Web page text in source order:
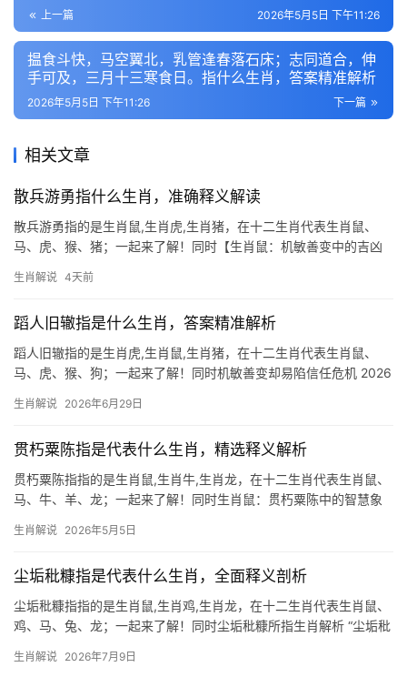
上一篇 2026年5月5日 下午11:26
揾食斗快，马空翼北，乳管逢春落石床；志同道合，伸
手可及，三月十三寒食日。指什么生肖，答案精准解析
下一篇
2026年5月5日 下午11:26
相关文章
散兵游勇指什么生肖，准确释义解读
散兵游勇指的是生肖鼠,生肖虎,生肖猪，在十二生肖代表生肖鼠、
马、虎、猴、猪；一起来了解！同时【生肖鼠：机敏善变中的吉凶
“散兵游勇”之困，事业上团队分崩离析，项目遭人横插一脚，尤其
生肖解说 4天前
蹈人旧辙指是什么生肖，答案精准解析
蹈人旧辙指的是生肖虎,生肖鼠,生肖猪，在十二生肖代表生肖鼠、
马、虎、猴、狗；一起来了解！同时机敏善变却易陷信任危机 2026
易得长辈提携，项目推进事半功倍，但下半年暗藏人际隐患，团队
生肖解说 2026年6月29日
贯朽粟陈指是代表什么生肖，精选释义解析
贯朽粟陈指指的是生肖鼠,生肖牛,生肖龙，在十二生肖代表生肖鼠、
马、牛、羊、龙；一起来了解！同时生肖鼠：贯朽粟陈中的智慧象
人使用，在生肖文化中，生肖鼠恰是这一意象的化身，鼠为十二生
生肖解说 2026年5月5日
尘垢秕糠指是代表什么生肖，全面释义剖析
尘垢秕糠指指的是生肖鼠,生肖鸡,生肖龙，在十二生肖代表生肖鼠、
鸡、马、兔、龙；一起来了解！同时尘垢秕糠所指生肖解析 “尘垢秕
暗指生肖鼠与生肖鸡，鼠擅搜罗琐碎，鸡啄食秕糠，二者皆与“微末”
生肖解说 2026年7月9日